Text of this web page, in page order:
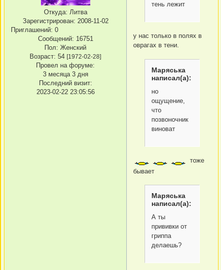
Откуда: Литва
Зарегистрирован: 2008-11-02
Приглашений: 0
Сообщений: 16751
Пол: Женский
Возраст: 54 [1972-02-28]
Провел на форуме:
3 месяца 3 дня
Последний визит:
2023-02-22 23:05:56
тень лежит
у нас только в полях в
оврагах в тени.
Маряська
написал(а):
но
ощущение,
что
позвоночник
виноват
тоже
бывает
Маряська
написал(а):
А ты
прививки от
гриппа
делаешь?